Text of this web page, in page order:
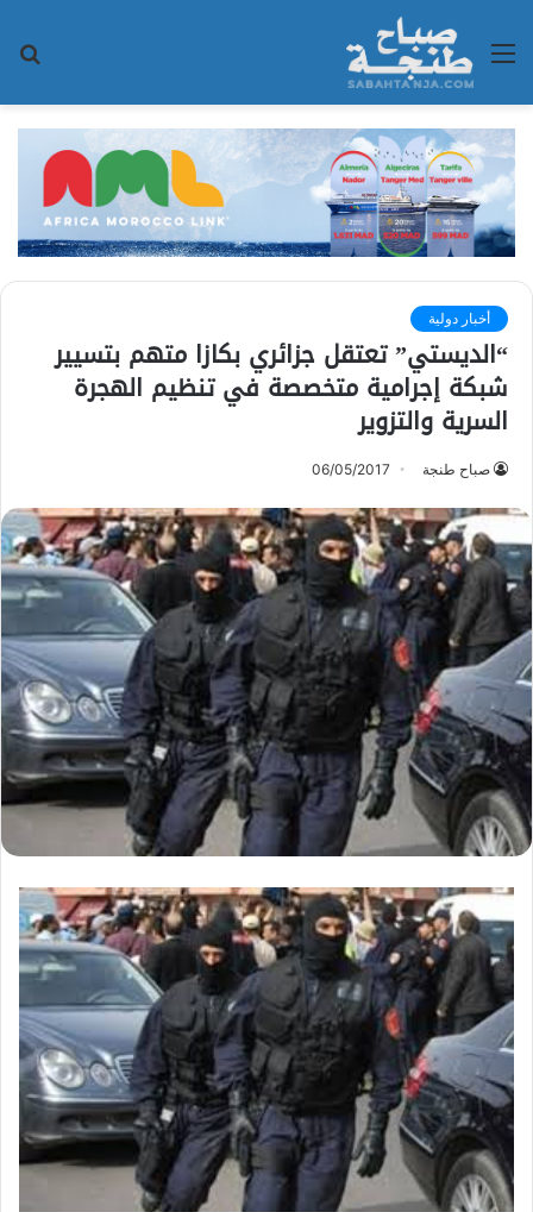
القائمة
أخبار دولية
“الديستي” تعتقل جزائري بكازا متهم بتسيير
شبكة إجرامية متخصصة في تنظيم الهجرة
السرية والتزوير
صباح طنجة 06/05/2017